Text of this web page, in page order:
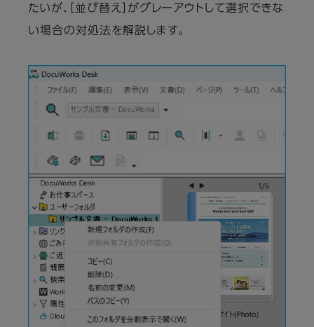
たいが、［並び替え］がグレーアウトして選択できな
い場合の対処法を解説します。